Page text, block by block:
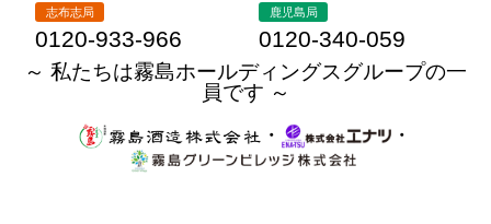
志布志局
0120-933-966
鹿児島局
0120-340-059
～ 私たちは霧島ホールディングスグループの一
員です ～
・
・